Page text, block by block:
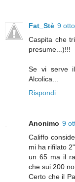
Fat_Stè 9
Caspita che
presume...)!!!
Se vi serve
Alcolica...
Rispondi
Anonimo 9
Califfo
mi ha rifilato
un 65 ma il
che sui 200
Certo che il